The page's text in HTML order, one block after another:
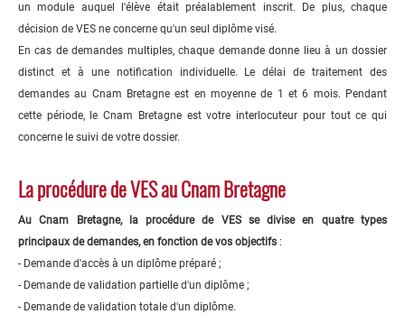
un module auquel l'élève était préalablement inscrit. De plus, chaque
décision de VES ne concerne qu'un seul diplôme visé.
En cas de demandes multiples, chaque demande donne lieu à un dossier
distinct et à une notification individuelle. Le délai de traitement des
demandes au Cnam Bretagne est en moyenne de 1 et 6 mois. Pendant
cette période, le Cnam Bretagne est votre interlocuteur pour tout ce qui
concerne le suivi de votre dossier.
La procédure de VES au Cnam Bretagne
Au Cnam Bretagne, la procédure de VES se divise en quatre types
principaux de demandes, en fonction de vos objectifs :
- Demande d'accès à un diplôme préparé ;
- Demande de validation partielle d'un diplôme ;
- Demande de validation totale d'un diplôme.